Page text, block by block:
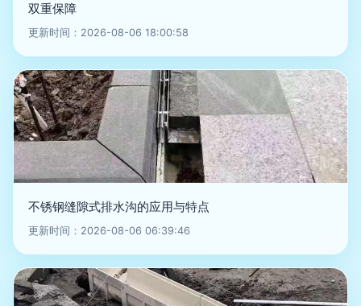
双重保障
更新时间：2026-08-06 18:00:58
不锈钢缝隙式排水沟的应用与特点
更新时间：2026-08-06 06:39:46